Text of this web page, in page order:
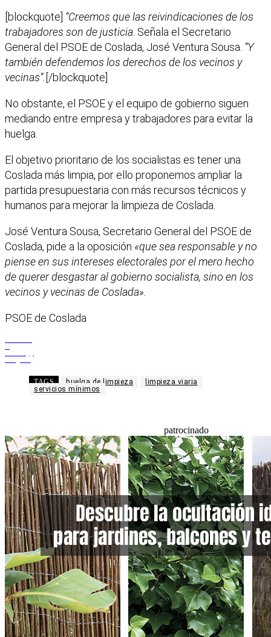
[blockquote] “Creemos que las reivindicaciones de los
trabajadores son de justicia. Señala el Secretario
General del PSOE de Coslada, José Ventura Sousa. “Y
también defendemos los derechos de los vecinos y
vecinas”. [/blockquote]
No obstante, el PSOE y el equipo de gobierno siguen
mediando entre empresa y trabajadores para evitar la
huelga.
El objetivo prioritario de los socialistas es tener una
Coslada más limpia, por ello proponemos ampliar la
partida presupuestaria con más recursos técnicos y
humanos para mejorar la limpieza de Coslada.
José Ventura Sousa, Secretario General del PSOE de
Coslada, pide a la oposición «que sea responsable y no
piense en sus intereses electorales por el mero hecho
de querer desgastar al gobierno socialista, sino en los
vecinos y vecinas de Coslada».
PSOE de Coslada
TAGS huelga de limpieza
limpieza viaria
servicios mínimos
patrocinado